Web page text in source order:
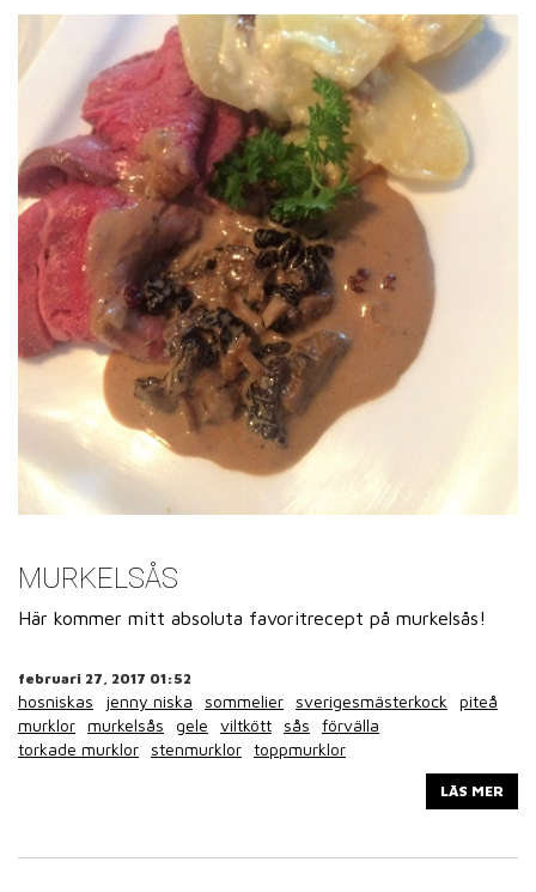
MURKELSÅS
Här kommer mitt absoluta favoritrecept på murkelsås!
februari 27, 2017 01:52
hosniskas jenny niska sommelier sverigesmästerkock
piteå
murklor murkelsås gele viltkött sås
förvälla
torkade murklor
stenmurklor toppmurklor
LÄS MER